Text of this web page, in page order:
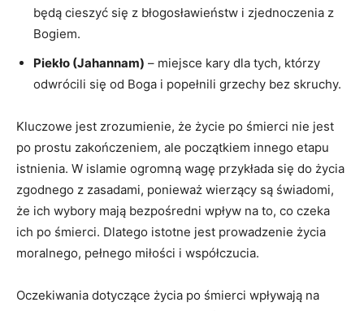
będą cieszyć się z ⁤błogosławieństw i zjednoczenia z
Bogiem.
Piekło (Jahannam) – miejsce kary dla tych, którzy
odwrócili się od Boga i popełnili grzechy bez skruchy.
Kluczowe jest zrozumienie, że życie po śmierci nie jest
po prostu zakończeniem, ale początkiem innego etapu
‍istnienia. W islamie ogromną wagę przykłada się do życia
zgodnego z zasadami, ponieważ wierzący są świadomi,
że ich wybory mają bezpośredni wpływ na‍ to, co czeka
ich po śmierci. Dlatego⁢ istotne jest prowadzenie życia
moralnego, pełnego miłości i współczucia.
Oczekiwania dotyczące życia po śmierci wpływają na